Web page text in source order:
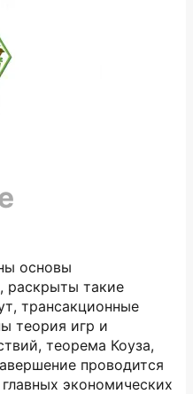
основы
раскрыты такие
трансакционные
теория игр и
теорема Коуза,
проводится
экономических